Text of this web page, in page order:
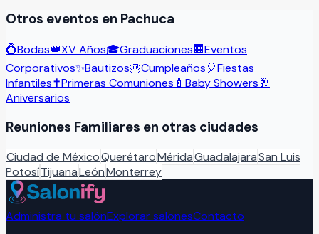
Otros eventos en Pachuca
💍Bodas👑XV Años🎓Graduaciones🏢Eventos
Corporativos✨Bautizos🎂Cumpleaños🎈Fiestas
Infantiles✝️Primeras Comuniones 🍼 Baby Showers🥂
Aniversarios
Reuniones Familiares en otras ciudades
Ciudad de MéxicoQuerétaroMéridaGuadalajaraSan Luis
PotosíTijuanaLeónMonterrey
Administra tu salónExplorar salonesContacto